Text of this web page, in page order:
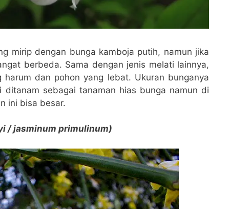
mirip dengan bunga kamboja putih, namun jika
berbeda. Sama dengan jenis melati lainnya,
dan pohon yang lebat. Ukuran bunganya
ditanam sebagai tanaman hias bunga namun di
ini bisa besar.
/ jasminum primulinum)